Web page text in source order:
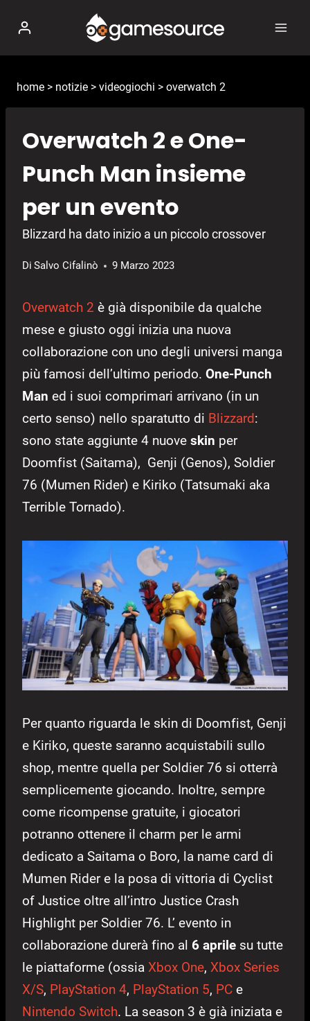
contenuto
home > notizie > videogiochi > overwatch 2
Overwatch 2 e One-
Punch Man insieme
per un evento
Blizzard ha dato inizio a un piccolo crossover
Di Salvo Cifalinò 9 Marzo 2023
Overwatch 2 è già disponibile da qualche
mese e giusto oggi inizia una nuova
collaborazione con uno degli universi manga
più famosi dell’ultimo periodo. One-Punch
Man ed i suoi comprimari arrivano (in un
certo senso) nello sparatutto di Blizzard:
sono state aggiunte 4 nuove skin per
Doomfist (Saitama), Genji (Genos), Soldier
76 (Mumen Rider) e Kiriko (Tatsumaki aka
Terrible Tornado).
Per quanto riguarda le skin di Doomfist, Genji
e Kiriko, queste saranno acquistabili sullo
shop, mentre quella per Soldier 76 si otterrà
semplicemente giocando. Inoltre, sempre
come ricompense gratuite, i giocatori
potranno ottenere il charm per le armi
dedicato a Saitama o Boro, la name card di
Mumen Rider e la posa di vittoria di Cyclist
of Justice oltre all’intro Justice Crash
Highlight per Soldier 76. L’ evento in
collaborazione durerà fino al 6 aprile su tutte
le piattaforme (ossia Xbox One, Xbox Series
X/S, PlayStation 4, PlayStation 5, PC e
Nintendo Switch. La season 3 è già iniziata e